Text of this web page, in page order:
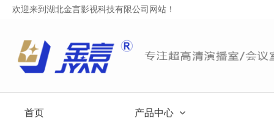
欢迎来到湖北金言影视科技有限公司网站！
首页 产品中心